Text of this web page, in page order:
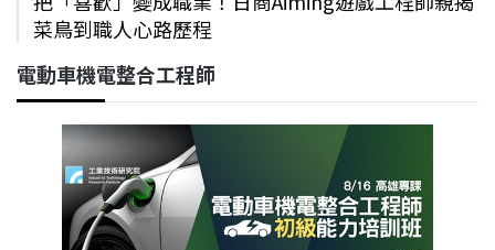
菜鳥到職人心路歷程
電動車機電整合工程師